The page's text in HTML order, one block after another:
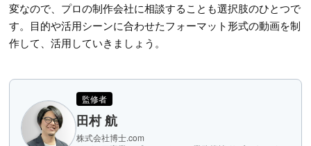
変なので、プロの制作会社に相談することも選択肢のひとつで
す。目的や活用シーンに合わせたフォーマット形式の動画を制
作して、活用していきましょう。
監修者
田村 航
株式会社博士.com